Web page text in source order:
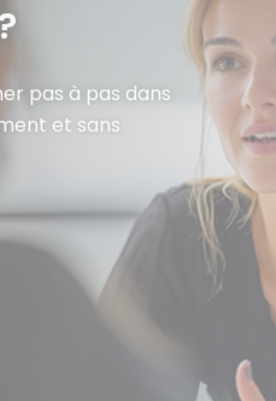
pas à pas dans
et sans